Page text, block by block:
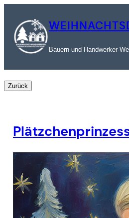
Inhalt
springen
Bauern und Handwerker